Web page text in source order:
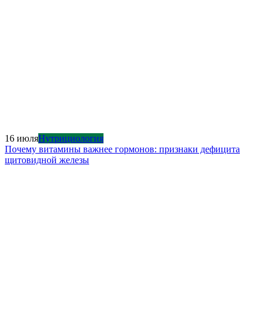
16 июляНутрициология
Почему витамины важнее гормонов: признаки дефицита
щитовидной железы